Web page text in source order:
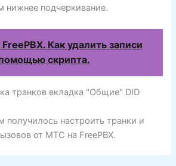
нижнее подчеркивание.
Как удалить записи
скрипта.
получилось настроить транки и
от МТС на FreePBX.